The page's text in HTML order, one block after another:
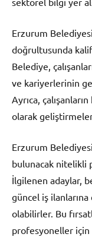
Erzurum
doğrultusunda
Belediye,
ve kariyerlerinin
Ayrıca,
olarak
Erzurum
bulunacak nitelikli
İlgilenen adaylar,
güncel iş
olabilirler. Bu
profesyoneller için